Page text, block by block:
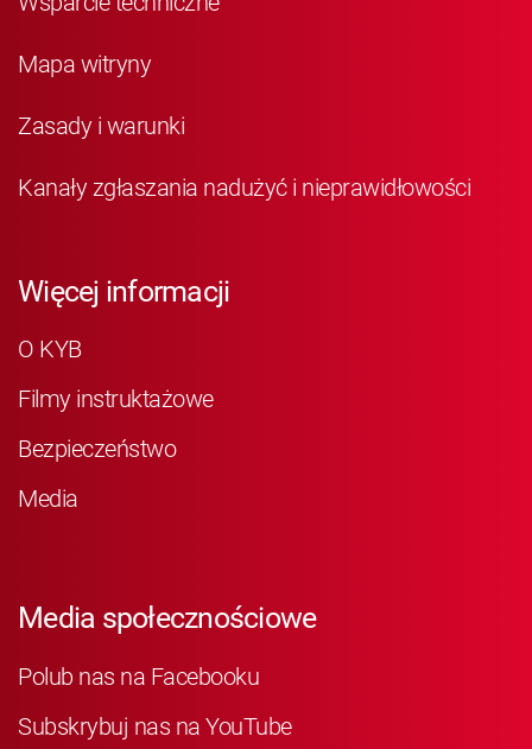
Mapa witryny
Zasady i warunki
Kanały zgłaszania nadużyć i nieprawidłowości
Więcej informacji
O KYB
Filmy instruktażowe
Bezpieczeństwo
Media
Media społecznościowe
Polub nas na Facebooku
Subskrybuj nas na YouTube